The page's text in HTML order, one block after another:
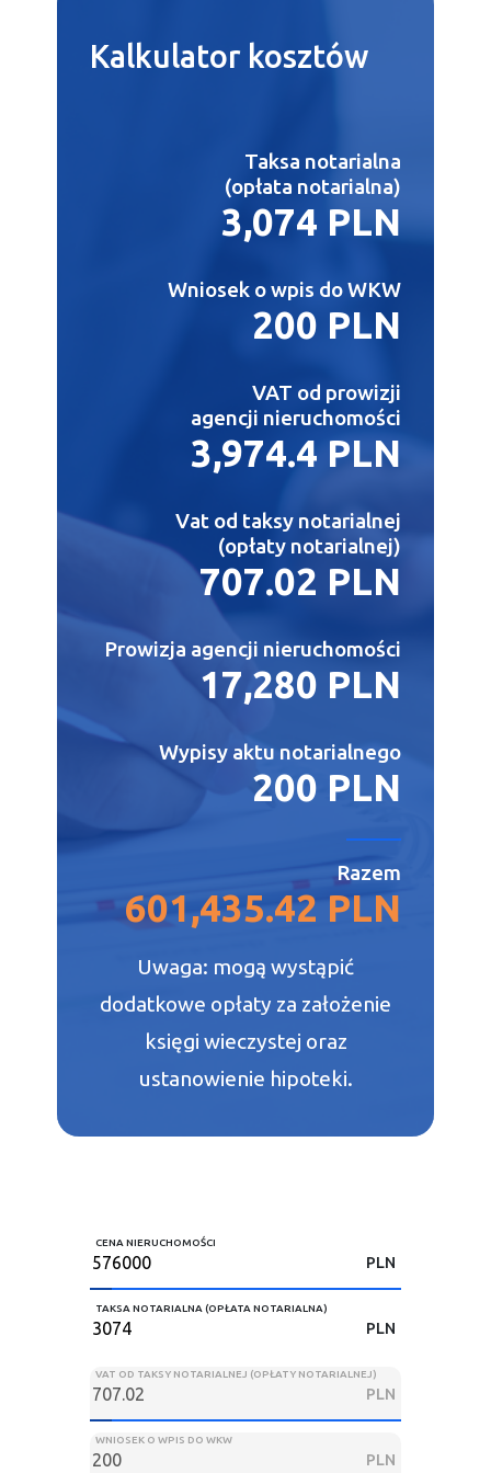
Kalkulatorkosztów
Taksa notarialna
(opłata notarialna)
3,074 PLN
Wniosek o wpis do WKW
200 PLN
VAT od prowizji
agencji nieruchomości
3,974.4 PLN
Vat od taksy notarialnej
(opłaty notarialnej)
707.02 PLN
Prowizja agencji nieruchomości
17,280 PLN
Wypisy aktu notarialnego
200 PLN
Razem
601,435.42 PLN
Uwaga: mogą wystąpić
dodatkowe opłaty za założenie
księgi wieczystej oraz
ustanowienie hipoteki.
CENA NIERUCHOMOŚCI
PLN
TAKSA NOTARIALNA (OPŁATA NOTARIALNA)
PLN
VAT OD TAKSY NOTARIALNEJ (OPŁATY NOTARIALNEJ)
PLN
WNIOSEK O WPIS DO WKW
PLN